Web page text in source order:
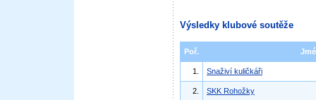
Výsledky klubové soutěže
Poř.
1. Snaživí kuličkáři
2. SKK Rohožky